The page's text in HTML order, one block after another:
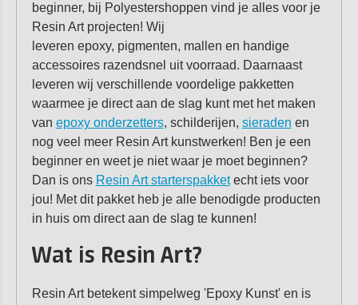
beginner, bij Polyestershoppen vind je alles voor je
Resin Art projecten! Wij
leveren epoxy, pigmenten, mallen en handige
accessoires razendsnel uit voorraad. Daarnaast
leveren wij verschillende voordelige pakketten
waarmee je direct aan de slag kunt met het maken
van epoxy onderzetters, schilderijen, sieraden en
nog veel meer Resin Art kunstwerken! Ben je een
beginner en weet je niet waar je moet beginnen?
Dan is ons Resin Art starterspakketecht iets voor
jou! Met dit pakket heb je alle benodigde producten
in huis om direct aan de slag te kunnen!
Wat is Resin Art?
Resin Art betekent simpelweg 'Epoxy Kunst' en is